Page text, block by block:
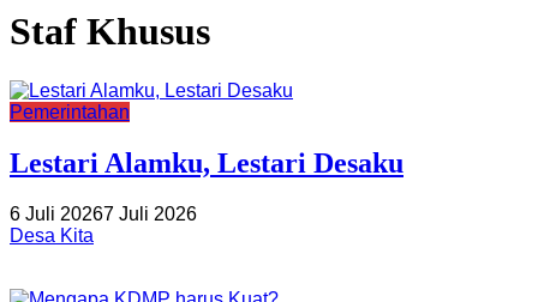
Staf Khusus
Pemerintahan
Lestari Alamku, Lestari Desaku
6 Juli 20267 Juli 2026
Desa Kita